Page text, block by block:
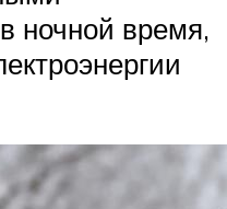
ночной время,